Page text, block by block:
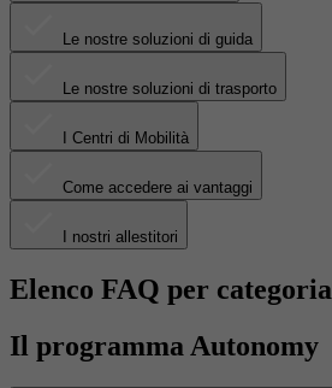
Le nostre soluzioni di guida
Le nostre soluzioni di trasporto
I Centri di Mobilità
Come accedere ai vantaggi
I nostri allestitori
Elenco FAQ per categoria
Il programma Autonomy